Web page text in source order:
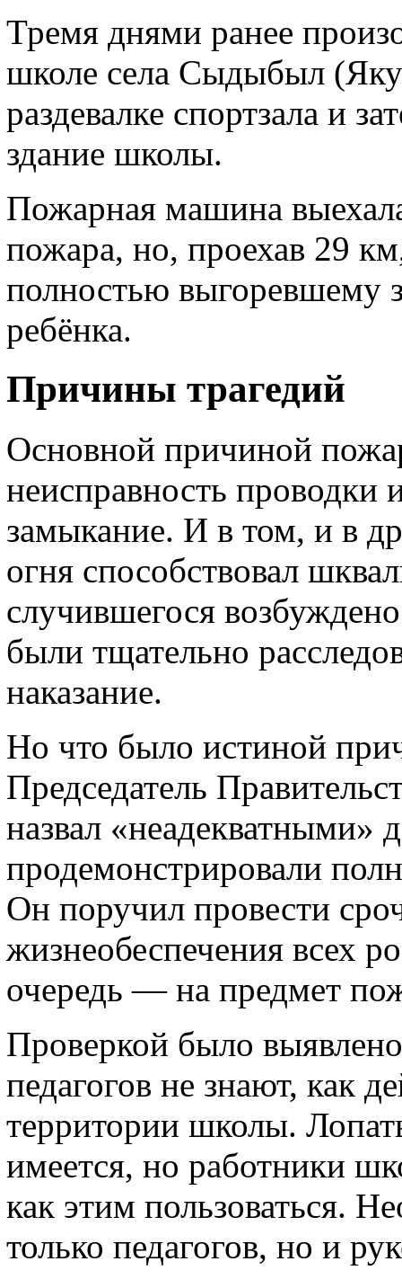
Тремя днями ранее
школе села Сыдыбыл
раздевалке спортзала и
здание школы.
Пожарная машина
пожара, но, проехав 29
полностью выгоревшему
ребёнка.
Причины трагедий
Основной причиной
неисправность проводки
замыкание. И в том, и в
огня способствовал
случившегося
были тщательно
наказание.
Но что было истиной
Председатель
назвал «неадекватными»
продемонстрировали
Он поручил провести
жизнеобеспечения всех
очередь — на предмет
Проверкой было
педагогов не знают, как
территории школы.
имеется, но работники
как этим пользоваться.
только педагогов, но и